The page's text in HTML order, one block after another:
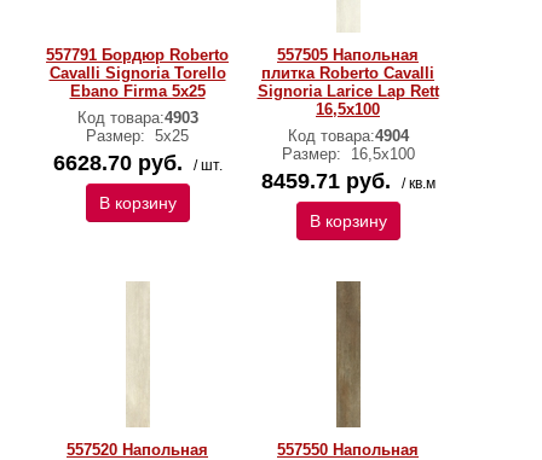
557791 Бордюр Roberto
Cavalli Signoria Torello
Ebano Firma 5x25
Код товара:4903
Размер: 5x25
6628.70 руб. / шт.
В корзину
557505 Напольная
плитка Roberto Cavalli
Signoria Larice Lap Rett
16,5x100
Код товара:4904
Размер:
16,5x100
8459.71 руб. / кв.м
В корзину
557520 Напольная
557550 Напольная